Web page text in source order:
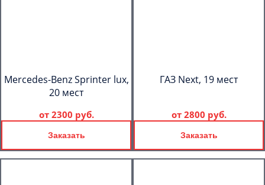
Mercedes-Benz Sprinter lux,
20 мест
от 2300 руб.
Заказать
ГАЗ Next, 19 мест
от 2800 руб.
Заказать